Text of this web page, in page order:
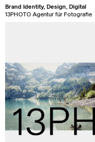
Brand Identity, Design, Digital
13PHOTO Agentur für Fotografie